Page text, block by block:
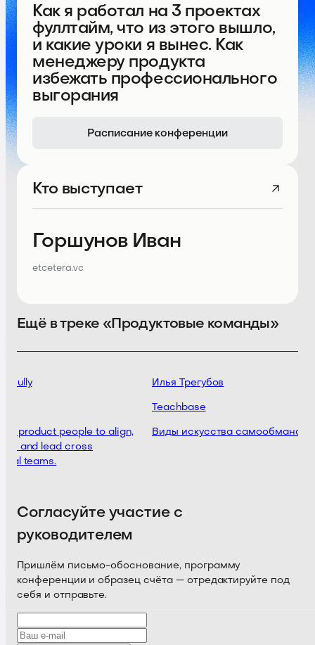
Как я работал на 3 проектах
фуллтайм, что из этого вышло,
и какие уроки я вынес. Как
менеджеру продукта
избежать профессионального
выгорания
Расписание конференции
Кто выступает
Горшунов Иван
etcetera.vc
Ещё в треке «Продуктовые команды»
product people to align,
and lead cross
teams.
Илья Трегубов
Teachbase
Виды искусства самообмана
Согласуйте участие с
руководителем
Пришлём письмо-обоснование, программу
конференции и образец счёта — отредактируйте под
себя и отправьте.